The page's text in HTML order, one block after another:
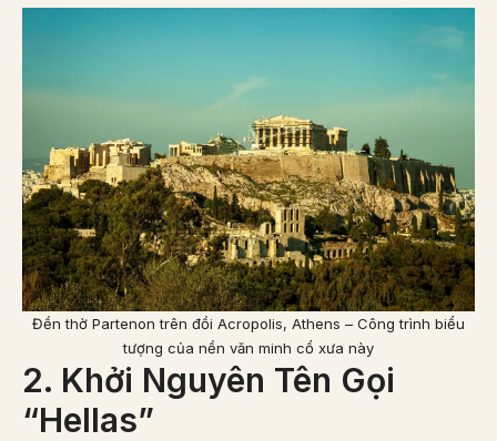
Đền thờ Partenon trên đồi Acropolis, Athens – Công trình biểu
tượng của nền văn minh cổ xưa này
2. Khởi Nguyên Tên Gọi
“Hellas”